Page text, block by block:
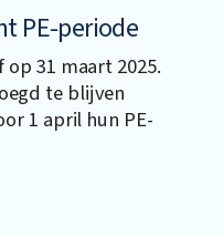
PE-periode
31 maart 2025.
te blijven
1 april hun PE-